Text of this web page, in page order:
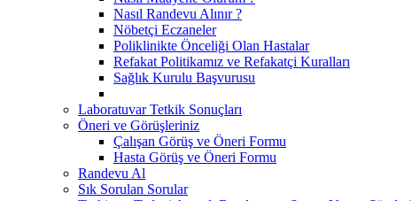
Nasıl Randevu Alınır ?
Nöbetçi Eczaneler
Poliklinikte Önceliği Olan Hastalar
Refakat Politikamız ve Refakatçi Kuralları
Sağlık Kurulu Başvurusu
Laboratuvar Tetkik Sonuçları
Öneri ve Görüşleriniz
Çalışan Görüş ve Öneri Formu
Hasta Görüş ve Öneri Formu
Randevu Al
Sık Sorulan Sorular